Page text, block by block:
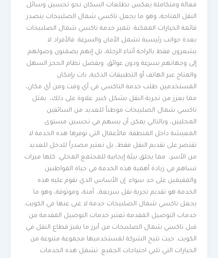
فعالة ومتكاملة يعكس تطلعات السكان نحو تحسين وسائل
النقل المتاحة، وهو ما يجعل تاكسي شمال الصلبيخات يتصدر
قائمة الخيارات الممكنة. تتميز خدمة تاكسي شمال الصلبيخات
بعدة جوانب رئيسية تشمل الأمان والسرعة. فالأفراد لا
يشعرون فقط بالراحة أثناء الرحلة، بل إنهم يضمنون وصولهم
إلى وجهاتهم بسرعة ودون عوائق. وبفضل نظام الحجز السهل
والمتاح عبر الهاتف أو التطبيقات الذكية، بات بإمكان
المستخدمين طلب خدمة التاكسي في أي وقت ومن أي مكان،
مما يعزز من تجربة النقل بشكل كبير. علاوة على ذلك،. يمثل
تاكسي شمال الصلبيخات موطناً للعديد من السائقين
المحليين، وبالتالي يمكن أن يسهم في تحسين مستوى
المعيشة داخل المنطقة. فالأعمال التي توفرها هذه الخدمة لا
تقتصر على تقديم النقل فقط، بل تعتبر مصدراً للدخل للعديد
من الأسر،. مما يخلق بيئة إيجابية للمجتمع المحلي. كلها ميزات
تساهم في زيادة أهمية هذه الخدمة في حياة المواطنين
والمقيمين على حد سواء. إن الأساس الذي تقوم عليه هذه
الخدمة هو تقديم تجربة نقل سريعة،. آمنة، وموثوقة، وهو ما
يجعل تاكسي شمال الصلبيخات خدمة لا غنى عنها في الكويت.
خدمات التوصيل المقدمة تعتبر خدمات التوصيل المقدمة من
قبل تاكسي شمال الصلبيخات من أبرز ما يميز قطاع النقل في
الكويت. حيث تتيح الشركة لمستخدميها مجموعة متنوعة من
الخيارات التي تلبي احتياجات الجميع. تشمل هذه الخدمات